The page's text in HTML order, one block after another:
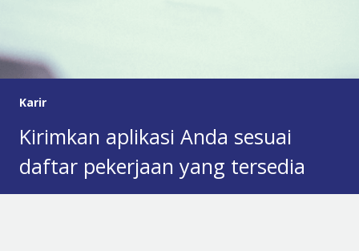
Karir
Kirimkan aplikasi Anda sesuai
daftar pekerjaan yang tersedia